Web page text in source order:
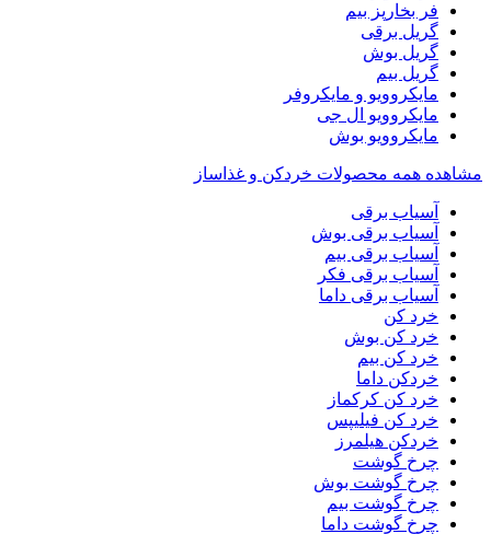
فر بخارپز بیم
گریل برقی
گریل بوش
گریل بیم
مایکروویو و مایکروفر
مایکروویو ال جی
مایکروویو بوش
مشاهده همه محصولات خردکن و غذاساز
آسیاب برقی
آسیاب برقی بوش
آسیاب برقی بیم
آسیاب برقی فکر
آسیاب برقی داما
خرد کن
خرد کن بوش
خرد کن بیم
خردکن داما
خرد کن کرکماز
خرد کن فیلیپس
خردکن هیلمرز
چرخ گوشت
چرخ گوشت بوش
چرخ گوشت بیم
چرخ گوشت داما